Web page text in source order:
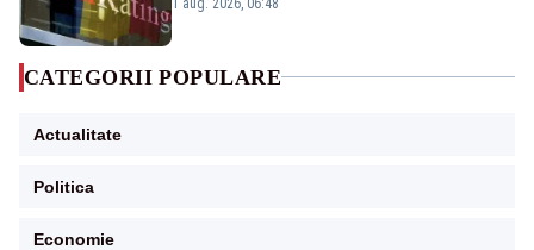
CATEGORII POPULARE
Actualitate
Politica
Economie